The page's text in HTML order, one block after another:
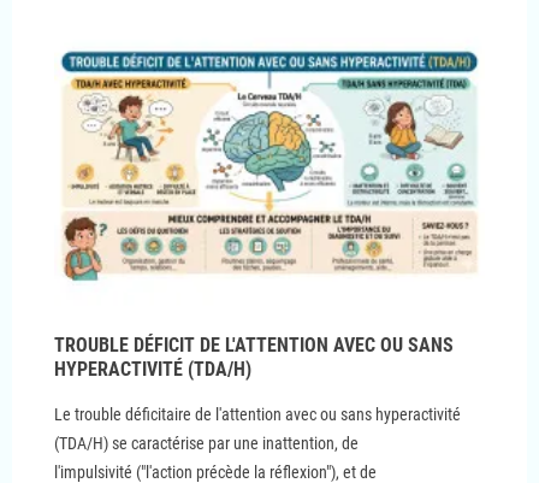
TROUBLE DÉFICIT DE L'ATTENTION AVEC OU SANS
HYPERACTIVITÉ (TDA/H)
Le trouble déficitaire de l'attention avec ou sans hyperactivité
(TDA/H) se caractérise par une inattention, de
l'impulsivité ("l'action précède la réflexion"), et de